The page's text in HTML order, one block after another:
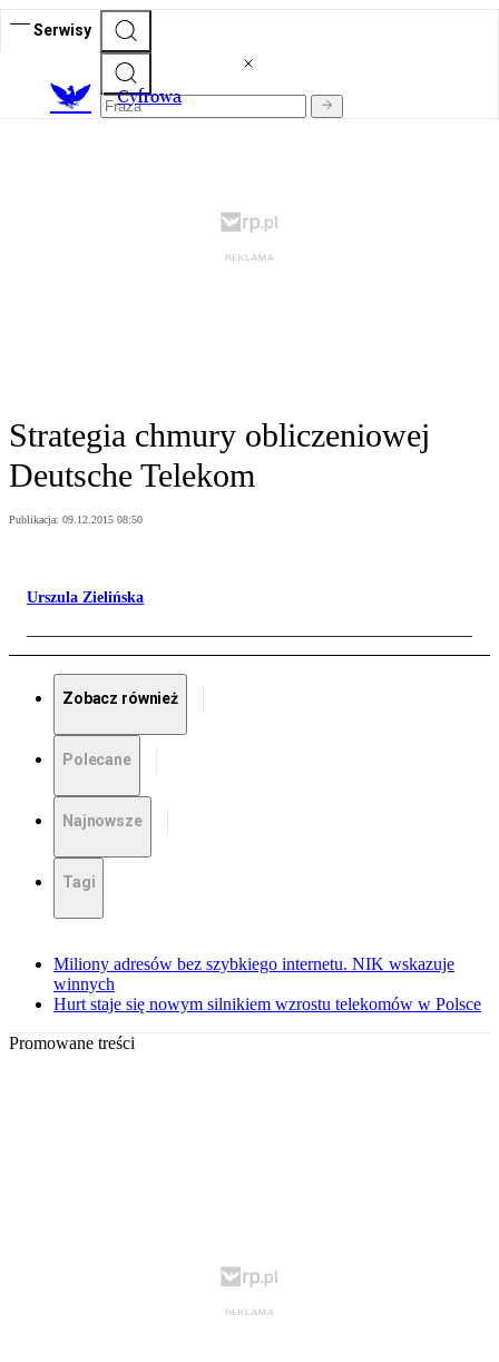
Serwisy
Cyfrowa
Strategia chmury obliczeniowej
Deutsche Telekom
Publikacja: 09.12.2015 08:50
Urszula Zielińska
Zobacz również
Polecane
Najnowsze
Tagi
Miliony adresów bez szybkiego internetu. NIK wskazuje
winnych
Hurt staje się nowym silnikiem wzrostu telekomów w Polsce
Promowane treści